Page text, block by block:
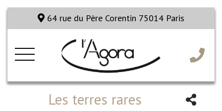
64 rue du Père Corentin 75014 Paris
Les terres rares